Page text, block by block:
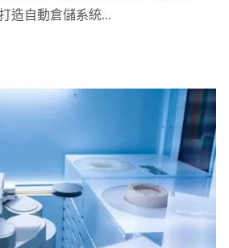
造自動倉儲系統...